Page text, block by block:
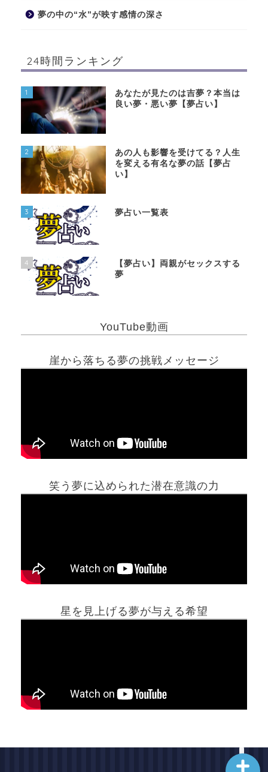
夢の中の“水”が映す感情の深さ
24時間ランキング
1
あなたが見たのは吉夢？本当は
良い夢・悪い夢【夢占い】
2
あの人も影響を受けてる？人生
を変える有名な夢の話【夢占
い】
3 夢占い一覧表
4
【夢占い】両親がセックスする
夢
YouTube動画
崖から落ちる夢の挑戦メッセージ
笑う夢に込められた潜在意識の力
星を見上げる夢が与える希望
ホーム
最新記事動画